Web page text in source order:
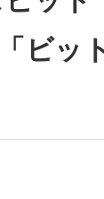
ビッ